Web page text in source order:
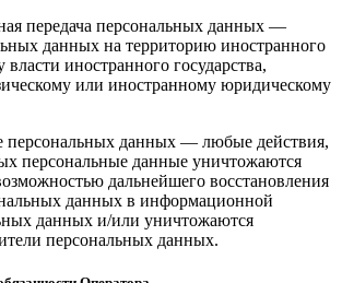
передача персональных данных —
данных на территорию иностранного
власти иностранного государства,
или иностранному юридическому
персональных данных — любые действия,
персональные данные уничтожаются
дальнейшего восстановления
данных в информационной
данных и/или уничтожаются
персональных данных.